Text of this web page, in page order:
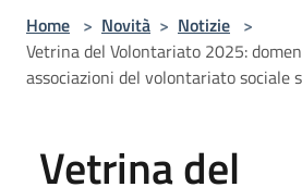
Home > Novità > Notizie >
Vetrina del Volontariato 2025:
associazioni del volontariato sociale
Vetrina del